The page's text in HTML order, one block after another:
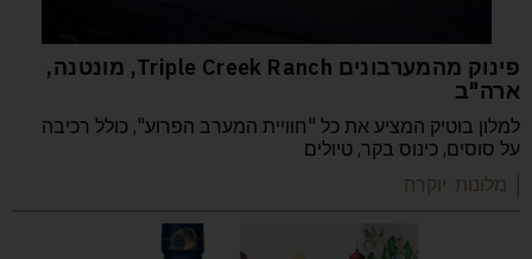
פינוק מהמערבונים Triple Creek Ranch, מונטנה,
ארה"ב
למלון בוטיק המציע את כל "חוויית המערב הפרוע", כולל רכיבה
על סוסים, כינוס בקר, טיולים
| מלונות יוקרה